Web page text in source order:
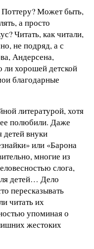
Может быть,
а просто
Читать, как читали,
не подряд, а с
Андерсена,
хорошей детской
благодарные
литературой, хотя
полюбили. Даже
внуки
или «Барона
многие из
слога,
детей… Дело
пересказывать
читать их
упоминая о
жестоких